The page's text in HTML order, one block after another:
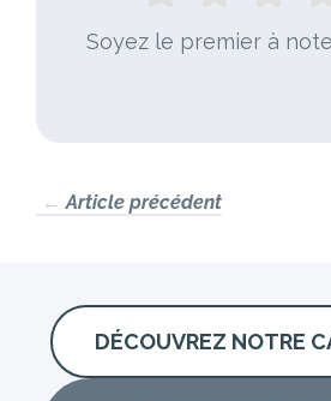
Soyez le premier à
← Article précédent
DÉCOUVREZ NOTRE